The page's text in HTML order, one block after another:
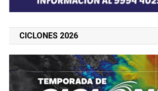
CICLONES 2026